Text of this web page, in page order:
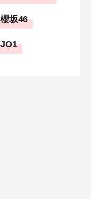
櫻坂46
JO1